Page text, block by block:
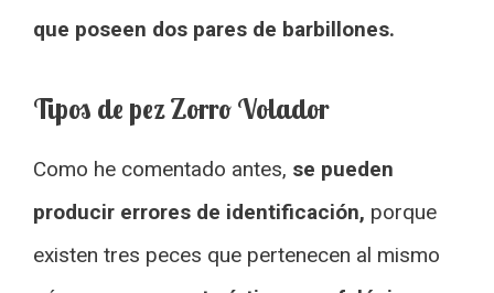
que poseen dos pares de barbillones.
Tipos de pez Zorro Volador
Como he comentado antes, se pueden
producir errores de identificación, porque
existen tres peces que pertenecen al mismo